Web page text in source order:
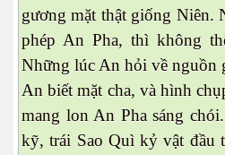
gương mặt thật giống
phép An Pha, thì không
Những lúc An hỏi về nguồn
An biết mặt cha, và hình
mang lon An Pha sáng
kỹ, trái Sao Quì kỷ vật đầu